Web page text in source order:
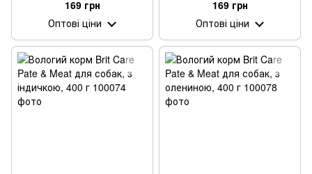
169 грн
Оптові ціни
169 грн
Оптові ціни